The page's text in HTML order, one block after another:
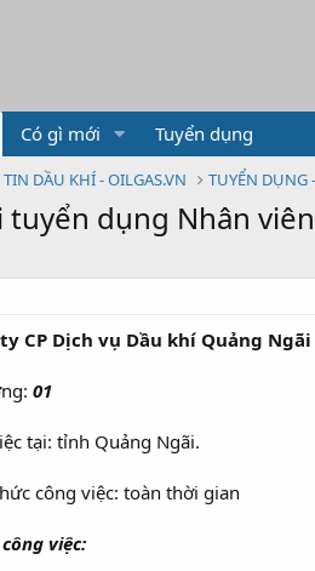
Có gì mới Tuyển dụng
DẦU KHÍ - OILGAS.VN TUYỂN DỤNG
tuyển dụng Nhân
CP Dịch vụ Dầu khí Quảng
01
tại: tỉnh Quảng Ngãi.
công việc: toàn thời gian
việc: